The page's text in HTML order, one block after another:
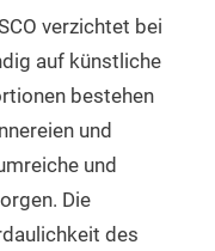
verzichtet bei
auf künstliche
bestehen
und
und
Die
des